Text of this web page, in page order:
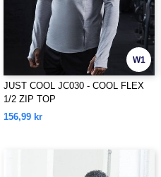
W1
JUST COOL JC030 - COOL FLEX
1/2 ZIP TOP
156,99 kr